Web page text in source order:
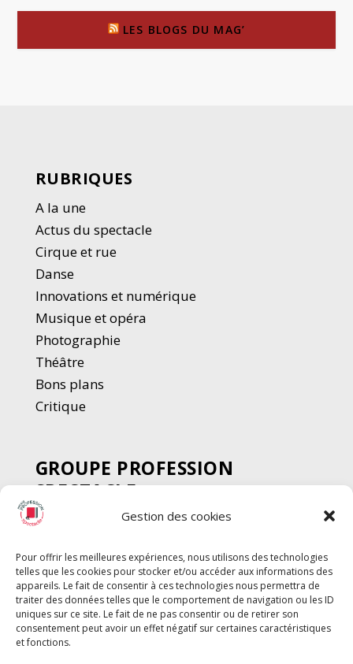
Gestion des cookies
Pour offrir les meilleures expériences, nous utilisons des technologies
telles que les cookies pour stocker et/ou accéder aux informations des
appareils. Le fait de consentir à ces technologies nous permettra de
traiter des données telles que le comportement de navigation ou les ID
uniques sur ce site. Le fait de ne pas consentir ou de retirer son
consentement peut avoir un effet négatif sur certaines caractéristiques
et fonctions.
LES BLOGS DU MAG’
RUBRIQUES
A la une
Actus du spectacle
Cirque et rue
Danse
Innovations et numérique
Musique et opéra
Photographie
Théâtre
Bons plans
Critique
GROUPE PROFESSION
SPECTACLE
Chèque Intermittents
Chèque Compta
Chèque Emploi Spectacle
G-Pods
Profession Audio-visuel